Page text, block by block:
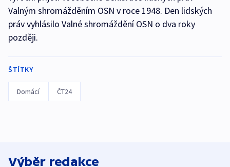
Valným shromážděním OSN v roce 1948. Den lidských
práv vyhlásilo Valné shromáždění OSN o dva roky
později.
ŠTÍTKY
Domácí ČT24
Výběr redakce